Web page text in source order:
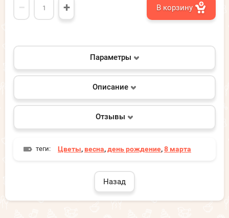
− + В корзину
Параметры
Описание
Отзывы
теги: Цветы, весна,день рождение,8 марта
Назад